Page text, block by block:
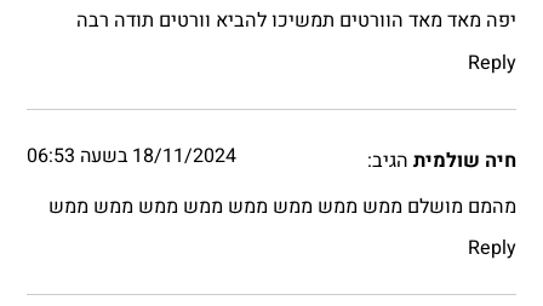
יפה מאד מאד הוורטים תמשיכו להביא וורטים תודה רבה
Reply
חיה שולמית הגיב:
18/11/2024 בשעה 06:53
מהמם מושלם ממש ממש ממש ממש ממש ממש ממש ממש
Reply